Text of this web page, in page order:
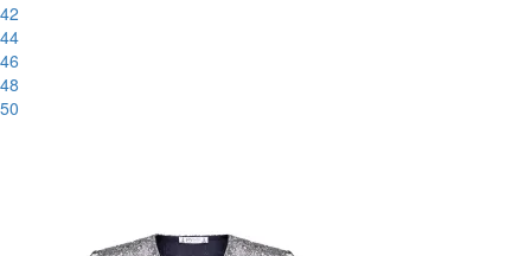
42
44
46
48
50